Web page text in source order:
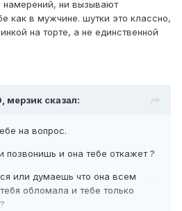
намерений, ни вызывают
как в мужчине. шутки это классно,
на торте, а не единственной
мерзик сказал:
на вопрос.
позвонишь и она тебе откажет ?
или думаешь что она всем
обломала и тебе только